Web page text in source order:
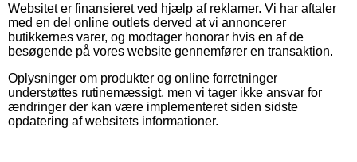
Websitet er finansieret ved hjælp af reklamer. Vi har aftaler
med en del online outlets derved at vi annoncerer
butikkernes varer, og modtager honorar hvis en af de
besøgende på vores website gennemfører en transaktion.
Oplysninger om produkter og online forretninger
understøttes rutinemæssigt, men vi tager ikke ansvar for
ændringer der kan være implementeret siden sidste
opdatering af websitets informationer.